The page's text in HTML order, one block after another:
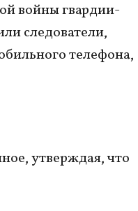
войны гвардии-
следователи,
телефона,
утверждая, что